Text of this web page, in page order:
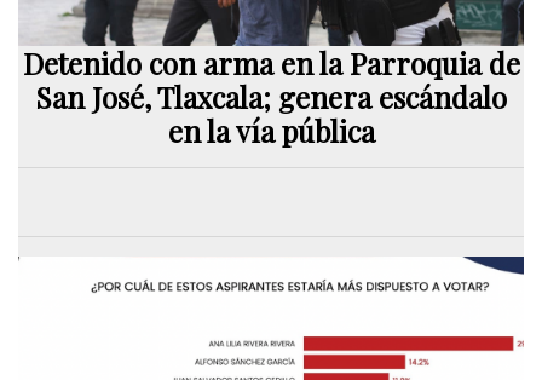
Detenido con arma en la Parroquia de
San José, Tlaxcala; genera escándalo
en la vía pública